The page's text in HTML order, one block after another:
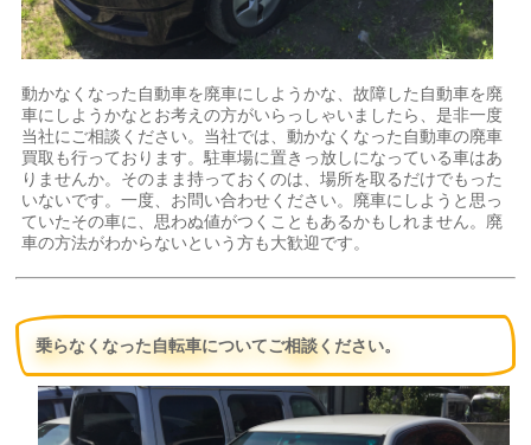
動かなくなった自動車を廃車にしようかな、故障した自動車を廃
車にしようかなとお考えの方がいらっしゃいましたら、是非一度
当社にご相談ください。当社では、動かなくなった自動車の廃車
買取も行っております。駐車場に置きっ放しになっている車はあ
りませんか。そのまま持っておくのは、場所を取るだけでもった
いないです。一度、お問い合わせください。廃車にしようと思っ
ていたその車に、思わぬ値がつくこともあるかもしれません。廃
車の方法がわからないという方も大歓迎です。
乗らなくなった自転車についてご相談ください。